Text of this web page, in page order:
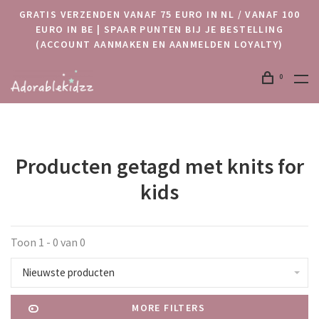
GRATIS VERZENDEN VANAF 75 EURO IN NL / VANAF 100
EURO IN BE | SPAAR PUNTEN BIJ JE BESTELLING
(ACCOUNT AANMAKEN EN AANMELDEN LOYALTY)
0
Producten getagd met knits for
kids
Toon 1 - 0 van 0
Nieuwste producten
MORE FILTERS